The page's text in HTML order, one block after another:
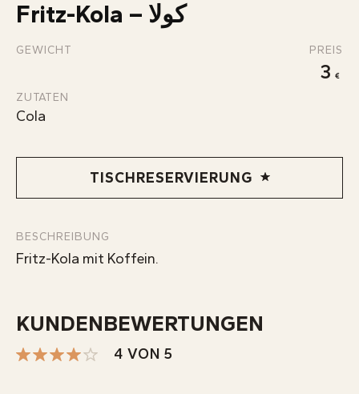
KONTAKT
INFOS
Fritz-Kola – كولا
GEWICHT PREIS
3
ZUTATEN
Cola
TISCHRESERVIERUNG
BESCHREIBUNG
Fritz-Kola mit Koffein.
KUNDENBEWERTUNGEN
4 VON 5